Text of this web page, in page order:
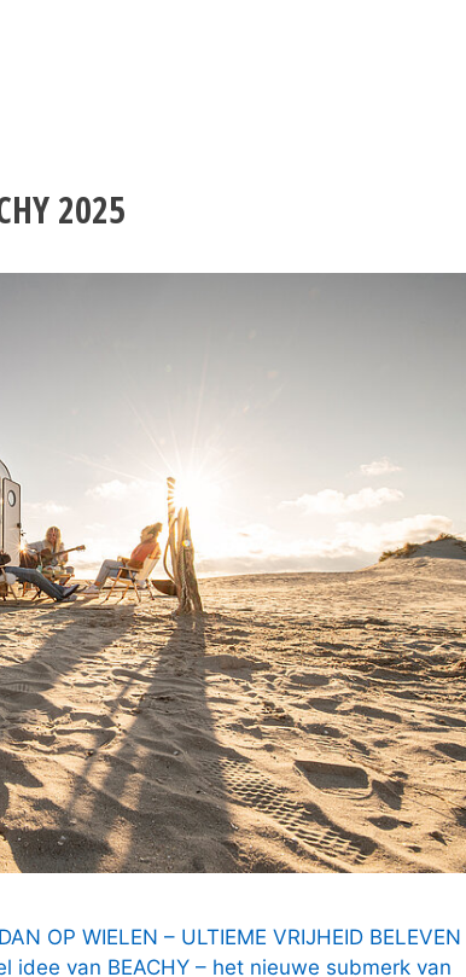
2025
OP WIELEN – ULTIEME VRIJHEID BELEVEN
van BEACHY – het nieuwe submerk van